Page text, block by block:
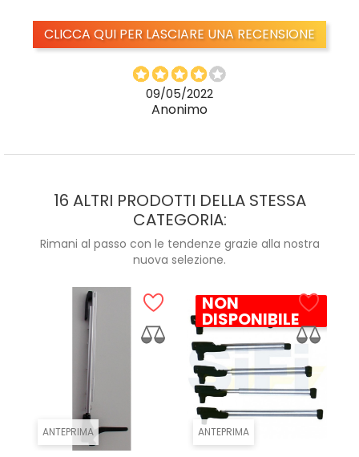
CLICCA QUI PER LASCIARE UNA RECENSIONE
09/05/2022
Anonimo
16 ALTRI PRODOTTI DELLA STESSA
CATEGORIA:
Rimani al passo con le tendenze grazie alla nostra
nuova selezione.
ANTEPRIMA ANTEPRIMA
NON
DISPONIBILE